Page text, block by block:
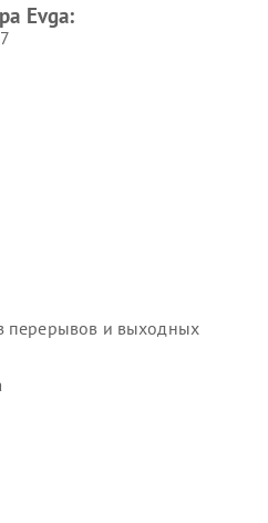
Evga:
перерывов и выходных